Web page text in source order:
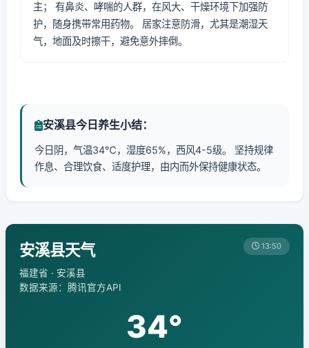
主； 有鼻炎、哮喘的人群，在风大、干燥环境下加强防
护，随身携带常用药物。 居家注意防滑，尤其是潮湿天
气，地面及时擦干，避免意外摔倒。
安溪县今日养生小结：
今日阴，气温34℃，湿度65%，西风4-5级。 坚持规律
作息、合理饮食、适度护理，由内而外保持健康状态。
安溪县天气
福建省 · 安溪县
数据来源：腾讯官方API
13:50
34°